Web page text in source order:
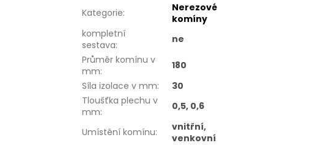
Kategorie:
Nerezové
komíny
kompletní
sestava:
ne
Průměr komínu v
mm:
180
Síla izolace v mm:
30
Tloušťka plechu v
mm: 0,5, 0,6
Umístění komínu:
vnitřní,
venkovní